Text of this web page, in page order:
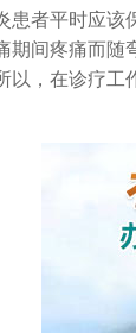
者平时应该保
期间疼痛而随
以，在诊疗工